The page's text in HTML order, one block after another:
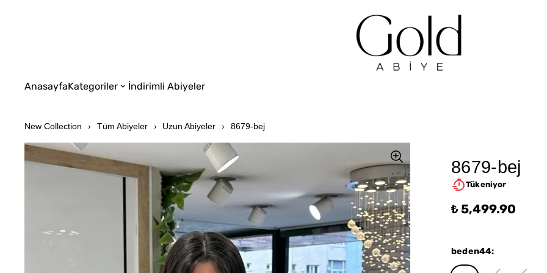
AnasayfaKategoriler İndirimli Abiyeler
New Collection Tüm Abiyeler Uzun Abiyeler 8679-bej
8679-bej
Tükeniyor
₺ 5,499.90
beden44: